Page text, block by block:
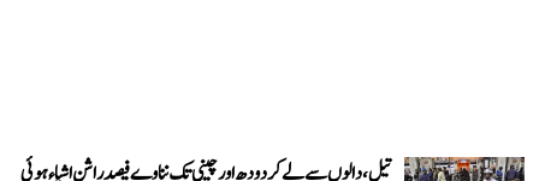
تیل، دالوں سے لے کر دودھ اور چینی تک نناوے فیصد راشن اشیاء ہوئی